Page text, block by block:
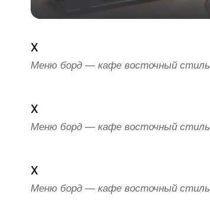
x
Меню борд — кафе восточный стиль
x
Меню борд — кафе восточный стиль
x
Меню борд — кафе восточный стиль